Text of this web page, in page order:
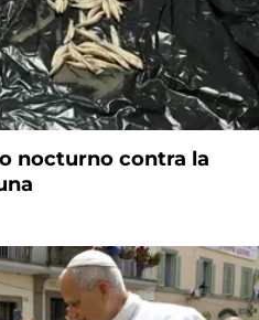
nocturno contra la